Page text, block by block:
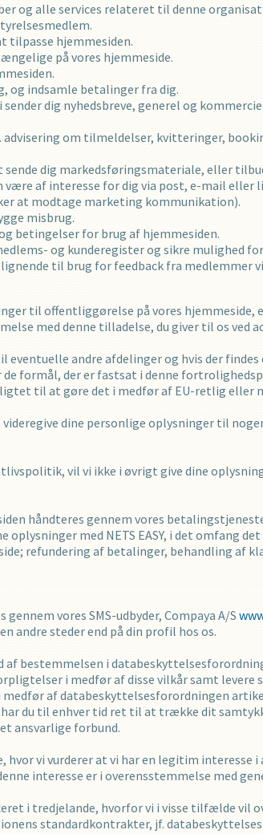
og alle services relateret til denne
tilpasse hjemmesiden.
på vores hjemmeside.
og indsamle betalinger fra dig.
dig nyhedsbreve, generel og
advisering om tilmeldelser, kvitteringer,
sende dig markedsføringsmateriale, eller
være af interesse for dig via post, e-mail
at modtage marketing kommunikation).
misbrug.
betingelser for brug af hjemmesiden.
og kunderegister og sikre mulighed
til brug for feedback fra medlemmer
til offentliggørelse på vores hjemmeside,
med denne tilladelse, du giver til os ved
eventuelle andre afdelinger og hvis der
formål, der er fastsat i denne
til at gøre det i medfør af EU-retlig eller
dine personlige oplysninger til
vil vi ikke i øvrigt give dine
håndteres gennem vores
oplysninger med NETS EASY, i det omfang
refundering af betalinger, behandling af
vores SMS-udbyder, Compaya A/S
andre steder end på din profil hos os.
af bestemmelsen i
i medfør af disse vilkår samt levere
af databeskyttelsesforordningen
du til enhver tid ret til at trække dit
ansvarlige forbund.
vi vurderer at vi har en legitim interesse
interesse er i overensstemmelse med
i tredjelande, hvorfor vi i visse tilfælde vil
standardkontrakter, jf.